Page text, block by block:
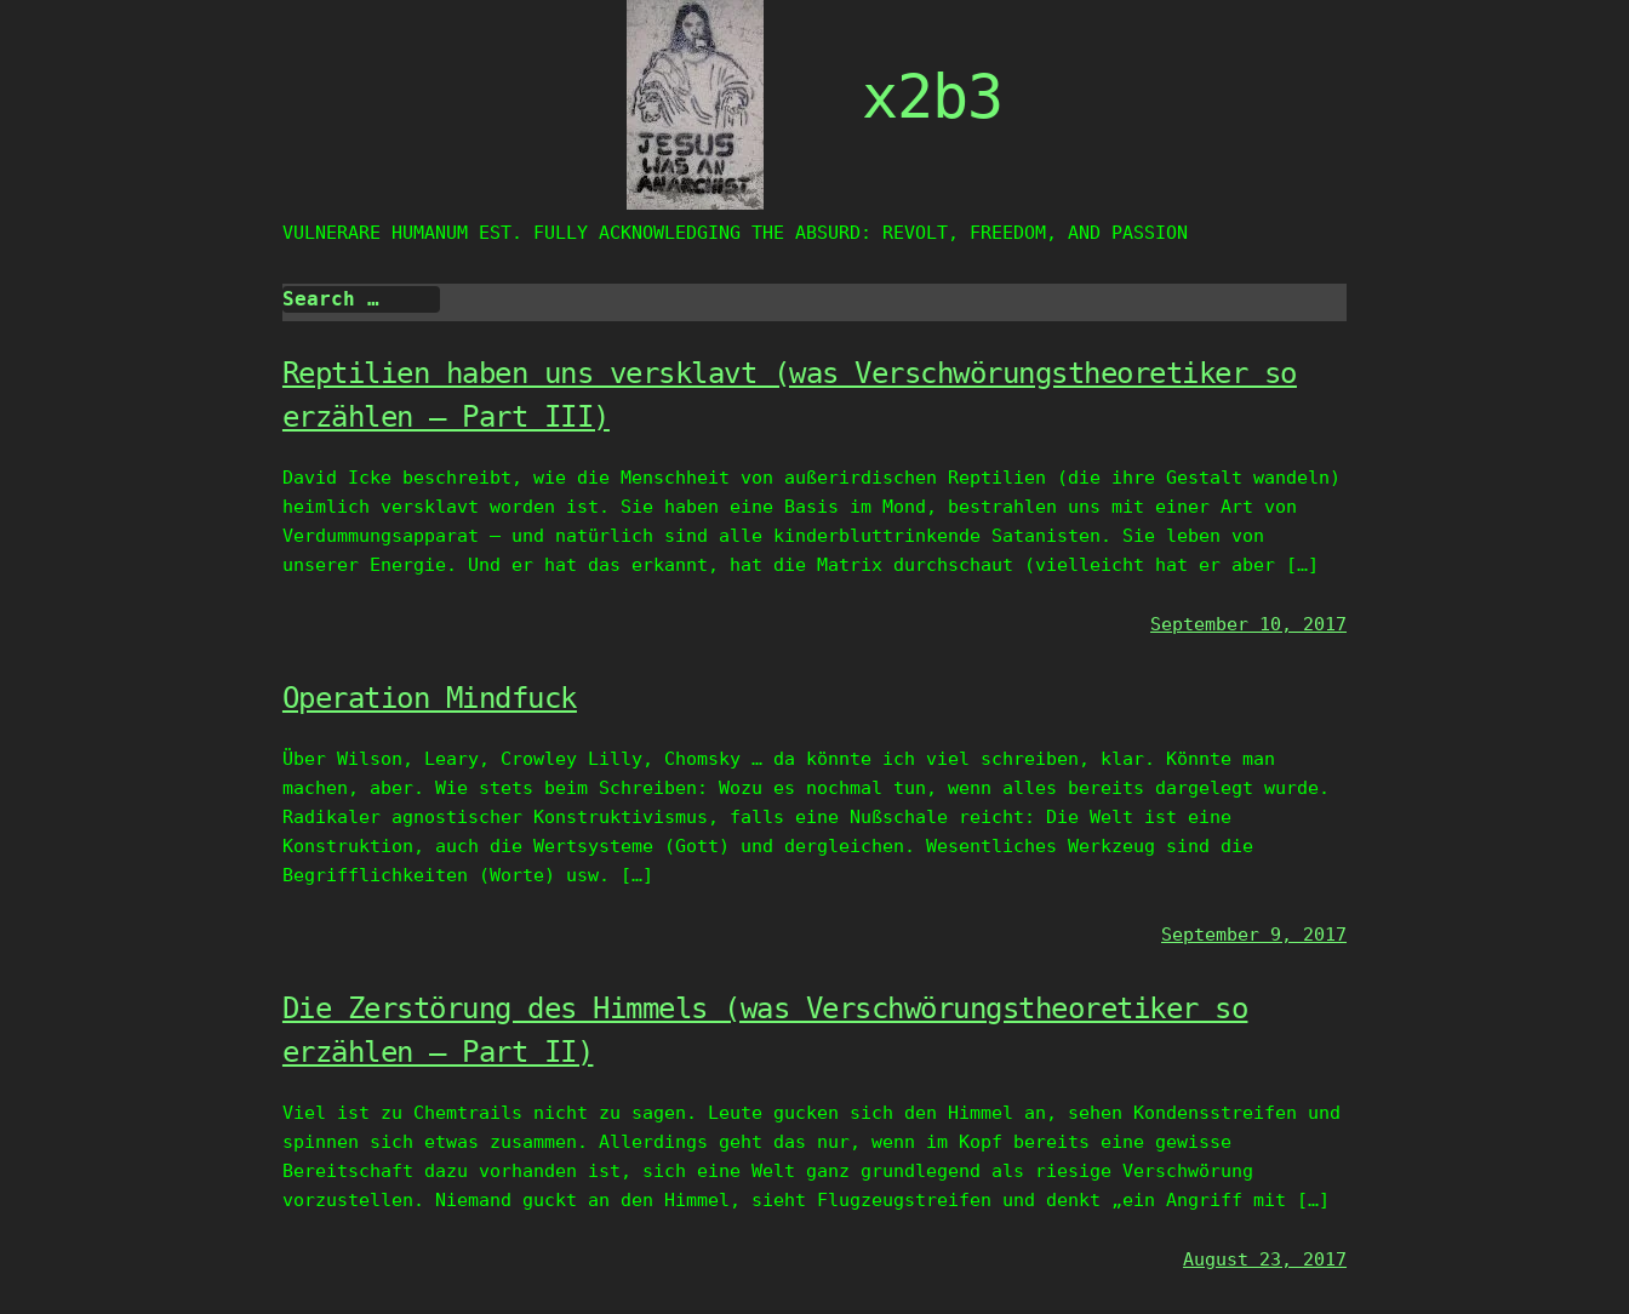
x2b3
VULNERARE HUMANUM EST. FULLY ACKNOWLEDGING THE ABSURD: REVOLT, FREEDOM, AND PASSION
Reptilien haben uns versklavt (was Verschwörungstheoretiker so
erzählen – Part III)
David Icke beschreibt, wie die Menschheit von außerirdischen Reptilien (die ihre Gestalt wandeln)
heimlich versklavt worden ist. Sie haben eine Basis im Mond, bestrahlen uns mit einer Art von
Verdummungsapparat – und natürlich sind alle kinderbluttrinkende Satanisten. Sie leben von
unserer Energie. Und er hat das erkannt, hat die Matrix durchschaut (vielleicht hat er aber […]
September 10, 2017
Operation Mindfuck
Über Wilson, Leary, Crowley Lilly, Chomsky … da könnte ich viel schreiben, klar. Könnte man
machen, aber. Wie stets beim Schreiben: Wozu es nochmal tun, wenn alles bereits dargelegt wurde.
Radikaler agnostischer Konstruktivismus, falls eine Nußschale reicht: Die Welt ist eine
Konstruktion, auch die Wertsysteme (Gott) und dergleichen. Wesentliches Werkzeug sind die
Begrifflichkeiten (Worte) usw. […]
September 9, 2017
Die Zerstörung des Himmels (was Verschwörungstheoretiker so
erzählen – Part II)
Viel ist zu Chemtrails nicht zu sagen. Leute gucken sich den Himmel an, sehen Kondensstreifen und
spinnen sich etwas zusammen. Allerdings geht das nur, wenn im Kopf bereits eine gewisse
Bereitschaft dazu vorhanden ist, sich eine Welt ganz grundlegend als riesige Verschwörung
vorzustellen. Niemand guckt an den Himmel, sieht Flugzeugstreifen und denkt „ein Angriff mit […]
August 23, 2017